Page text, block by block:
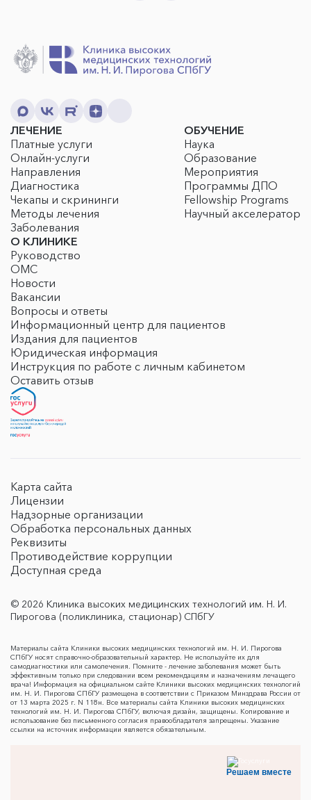
ЛЕЧЕНИЕ
Платные услуги
Онлайн-услуги
Направления
Диагностика
Чекапы и скрининги
Методы лечения
Заболевания
ОБУЧЕНИЕ
Наука
Образование
Мероприятия
Программы ДПО
Fellowship Programs
Научный акселератор
О КЛИНИКЕ
Руководство
ОМС
Новости
Вакансии
Вопросы и ответы
Информационный центр для пациентов
Издания для пациентов
Юридическая информация
Инструкция по работе с личным кабинетом
Оставить отзыв
Карта сайта
Лицензии
Надзорные организации
Обработка персональных данных
Реквизиты
Противодействие коррупции
Доступная среда
© 2026 Клиника высоких медицинских технологий им. Н. И.
Пирогова (поликлиника, стационар) СПбГУ
Материалы сайта Клиники высоких медицинских технологий им. Н. И. Пирогова
СПбГУ носят справочно-образовательный характер. Не используйте их для
самодиагностики или самолечения. Помните - лечение заболевания может быть
эффективным только при следовании всем рекомендациям и назначениям лечащего
врача! Информация на официальном сайте Клиники высоких медицинских технологий
им. Н. И. Пирогова СПбГУ размещена в соответствии с Приказом Минздрава России от
от 13 марта 2025 г. N 118н. Все материалы сайта Клиники высоких медицинских
технологий им. Н. И. Пирогова СПбГУ, включая дизайн, защищены. Копирование и
использование без письменного согласия правообладателя запрещены. Указание
ссылки на источник информации является обязательным.
Решаем вместе